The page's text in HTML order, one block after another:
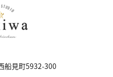
船見町5932-300